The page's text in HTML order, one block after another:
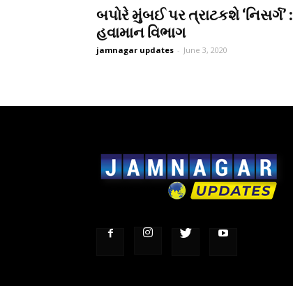
બપોરે મુંબઈ પર ત્રાટકશે ‘નિસર્ગ’ :
હવામાન વિભાગ
jamnagar updates - June 3, 2020